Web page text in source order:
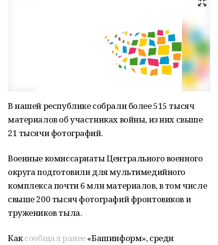
В нашей республике собрали более 515 тысяч
материалов об участниках войны, из них свыше
21 тысячи фотографий.
Военные комиссариаты Центрального военного
округа подготовили для мультимедийного
комплекса почти 6 млн материалов, в том числе
свыше 200 тысяч фотографий фронтовиков и
тружеников тыла.
Каксообщал ранее«Башинформ», среди